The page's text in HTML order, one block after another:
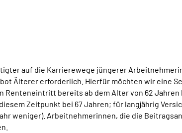
auf die Karrierewege jüngerer
Älterer erforderlich. Hierfür möchten wir eine
bereits ab dem Alter von 62 Jahren
Zeitpunkt bei 67 Jahren; für langjährig
weniger). Arbeitnehmerinnen, die die